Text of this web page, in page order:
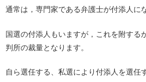
通常は，専門家である弁護士が付添人に
国選の付添人もいますが，これを附する
判所の裁量となります。
自ら選任する、私選により付添人を選任